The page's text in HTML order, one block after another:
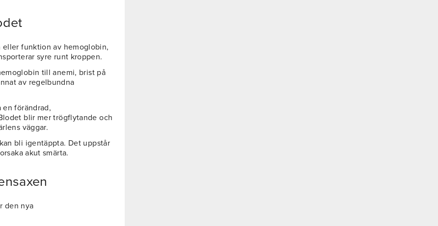
eller funktion av hemoglobin,
syre runt kroppen.
till anemi, brist på
av regelbundna
förändrad,
blir mer trögflytande och
väggar.
bli igentäppta. Det uppstår
akut smärta.
den nya